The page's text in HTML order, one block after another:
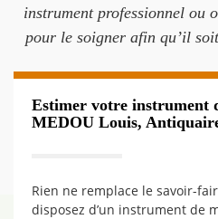
instrument professionnel ou
pour le soigner afin qu’il
Estimer votre instrument
MEDOU Louis,
Rien ne remplace le savoir-
disposez d’un instrument de